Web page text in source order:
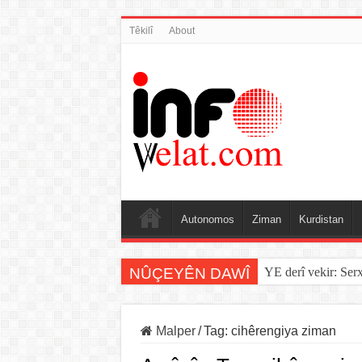
Têkilî About
Autonomos Ziman Kurdistan
NÛÇEYÊN DAWÎ YE derî vekir:
Sînorê di navbera
Malper / Tag: cihêrengiya ziman